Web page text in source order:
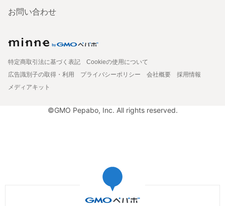
お問い合わせ
特定商取引法に基づく表記
Cookieの使用について
広告識別子の取得・利用
プライバシーポリシー 会社概要
採用情報
メディアキット
©GMO Pepabo, Inc. All rights reserved.